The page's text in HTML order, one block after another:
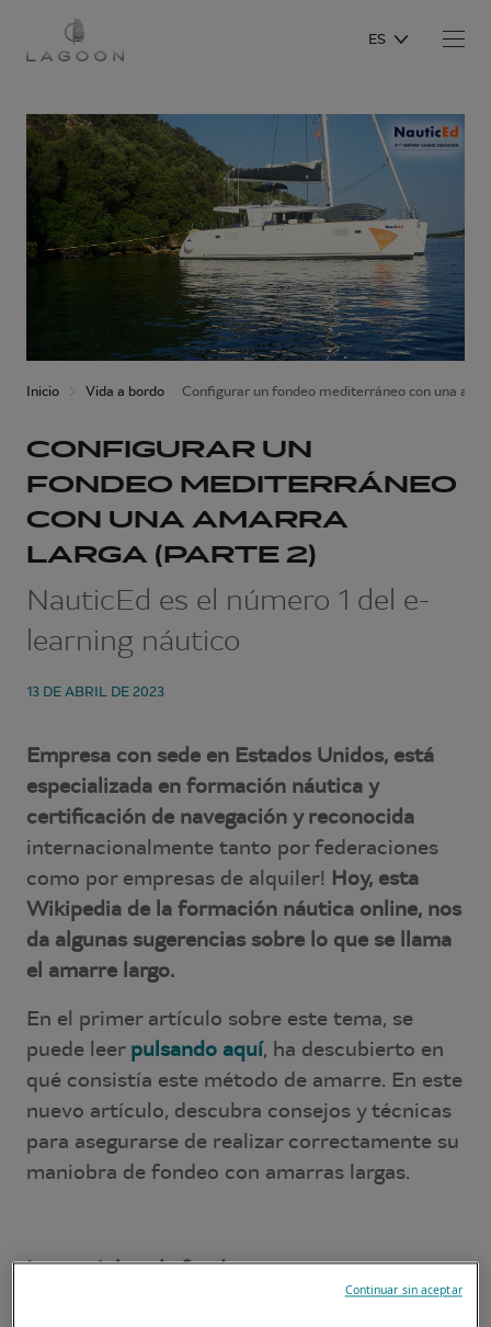
ES
Inicio Vida a bordo Configurar un fondeo mediterráneo con una
CONFIGURAR UN
FONDEO MEDITERRÁNEO
CON UNA AMARRA
LARGA (PARTE 2)
NauticEd es el número 1 del e-
learning náutico
13 DE ABRIL DE 2023
Empresa con sede en Estados Unidos, está
especializada en formación náutica y
certificación de navegación y reconocida
internacionalmente tanto por federaciones
como por empresas de alquiler! Hoy, esta
Wikipedia de la formación náutica online, nos
da algunas sugerencias sobre lo que se llama
el amarre largo.
En el primer artículo sobre este tema, se
puede leer pulsando aquí, ha descubierto en
qué consistía este método de amarre. En este
nuevo artículo, descubra consejos y técnicas
para asegurarse de realizar correctamente su
maniobra de fondeo con amarras largas.
La maniobra de fondeo
Continuar sin aceptar